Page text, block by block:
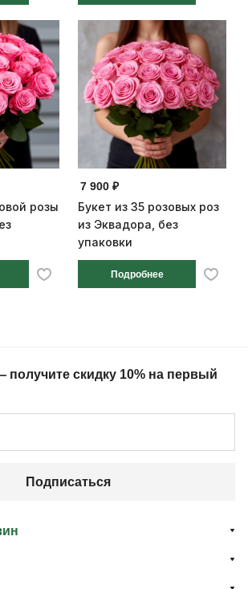
розы
7 900 ₽
Букет из 35 розовых роз
из Эквадора, без
упаковки
Подробнее
скидку 10% на первый
Подписаться